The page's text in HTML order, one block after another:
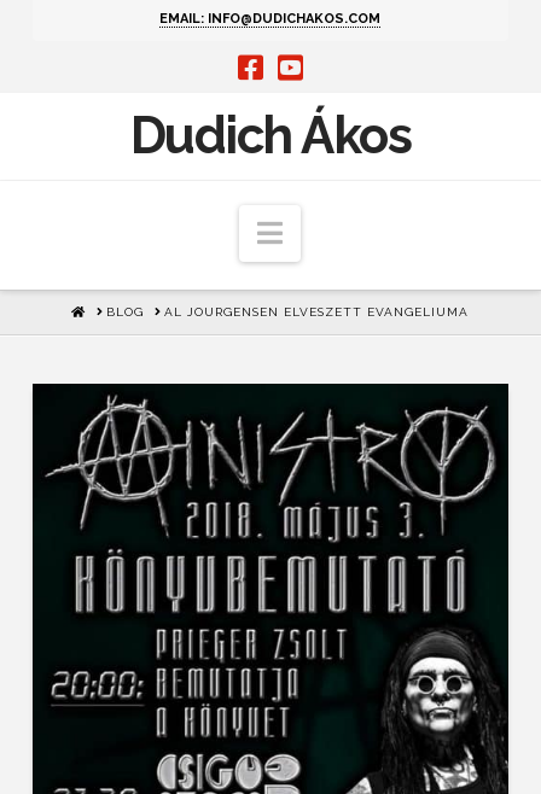
EMAIL: INFO@DUDICHAKOS.COM
Dudich Ákos
Navigation
HOMEBLOG AL JOURGENSEN ELVESZETT EVANGELIUMA